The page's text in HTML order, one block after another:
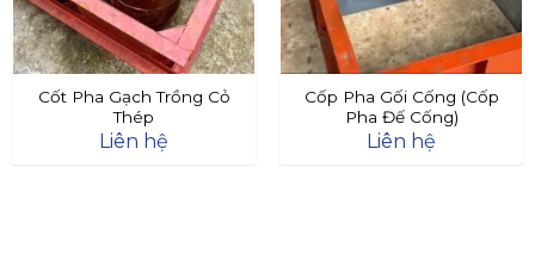
Cốt Pha Gạch Trồng Cỏ
Thép
Liên hệ
Cốp Pha Gối Cống (Cốp
Pha Đế Cống)
Liên hệ